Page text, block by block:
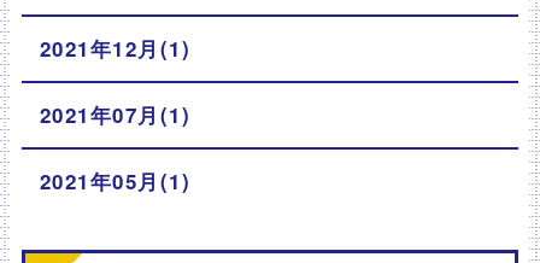
2021年12月(1)
2021年07月(1)
2021年05月(1)